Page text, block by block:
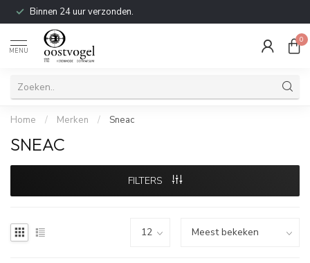
Binnen 24 uur verzonden.
MENU
0
Home / Merken / Sneac
SNEAC
FILTERS